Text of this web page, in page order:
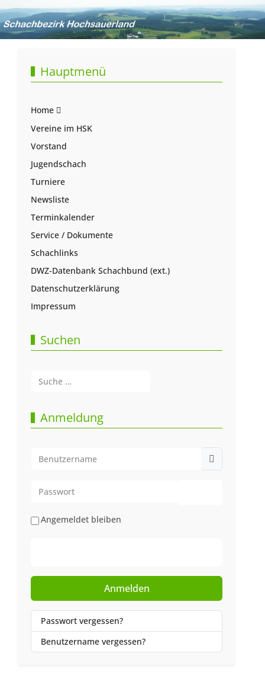
Hauptmenü
Home
Vereine im HSK
Vorstand
Jugendschach
Turniere
Newsliste
Terminkalender
Service / Dokumente
Schachlinks
DWZ-Datenbank Schachbund (ext.)
Datenschutzerklärung
Impressum
Suchen
Anmeldung
Angemeldet bleiben
Anmelden
Passwort vergessen?
Benutzername vergessen?